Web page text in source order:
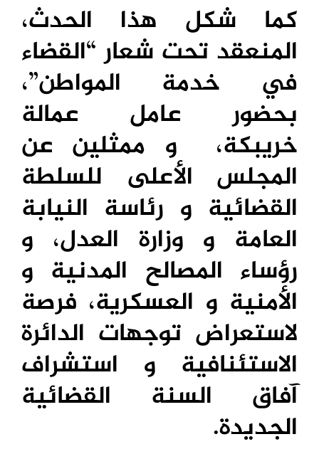
كما شكل هذا الحدث،
المنعقد تحت شعار “القضاء
في خدمة المواطن”،
بحضور عامل عمالة
خريبكة، و ممثلين عن
المجلس الأعلى للسلطة
القضائية و رئاسة النيابة
العامة و وزارة العدل، و
رؤساء المصالح المدنية و
الأمنية و العسكرية، فرصة
لاستعراض توجهات الدائرة
الاستئنافية و استشراف
آفاق السنة القضائية
الجديدة.